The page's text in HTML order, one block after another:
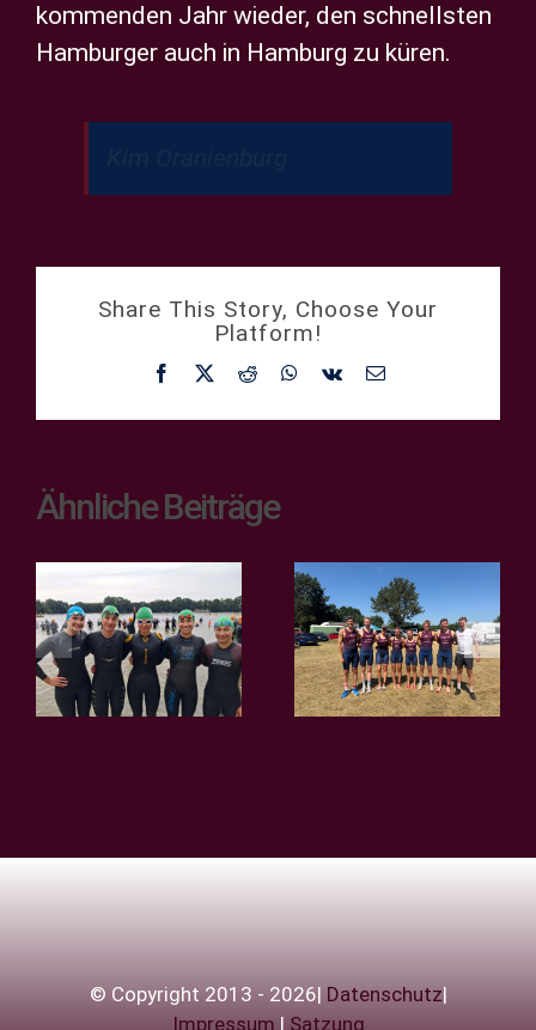
kommenden Jahr wieder, den schnellsten
Hamburger auch in Hamburg zu küren.
Share This Story, Choose Your
Platform!
Facebook
X RedditWhatsApp
Vk
E-
Ähnliche Beiträge
2. Bundesliga
– Bergfest in
Verl!
Teamsprint
der
Regionalliga
in Rostock
© Copyright 2013 - 2026| Datenschutz|
Impressum | Satzung